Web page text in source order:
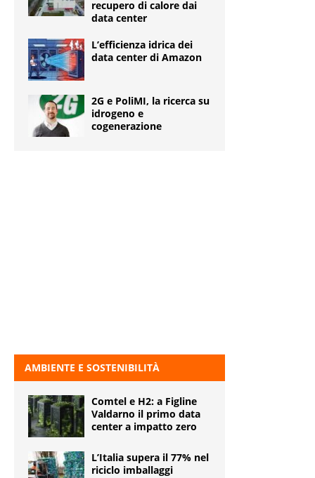
recupero di calore dai
data center
L’efficienza idrica dei
data center di Amazon
2G e PoliMI, la ricerca su
idrogeno e
cogenerazione
AMBIENTE E SOSTENIBILITÀ
Comtel e H2: a Figline
Valdarno il primo data
center a impatto zero
L’Italia supera il 77% nel
riciclo imballaggi